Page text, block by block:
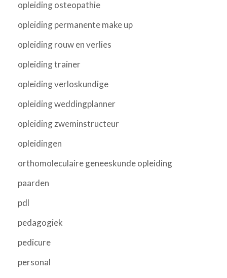
opleiding osteopathie
opleiding permanente make up
opleiding rouw en verlies
opleiding trainer
opleiding verloskundige
opleiding weddingplanner
opleiding zweminstructeur
opleidingen
orthomoleculaire geneeskunde opleiding
paarden
pdl
pedagogiek
pedicure
personal